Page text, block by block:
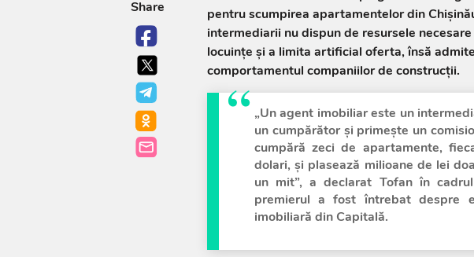
Share
pentru scumpirea apartamentelor din
intermediarii nu dispun de resursele
locuințe și a limita artificial oferta, însă
comportamentul companiilor de construcții.
„Un agent imobiliar este un
un cumpărător și primește un
cumpără zeci de apartamente,
dolari, și plasează milioane de lei
un mit”, a declarat Tofan în
premierul a fost întrebat despre
imobiliară din Capitală.